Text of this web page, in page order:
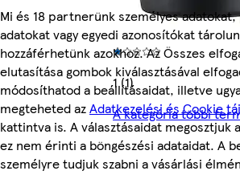
Mi és 18 partnerünk személyes
adatokat vagy egyedi azonosítókat
hozzáférhetünk azokhoz. Az Összes
elutasítása gombok kiválasztásával
módosíthatod a beállításaidat, illetve
megteheted azAdatkezelési és Cookie
kattintva is. A választásaidat
ez nem érinti a böngészési adataidat. A
személyre tudjuk szabni a vásárlási
1 (1)
A kategória többi